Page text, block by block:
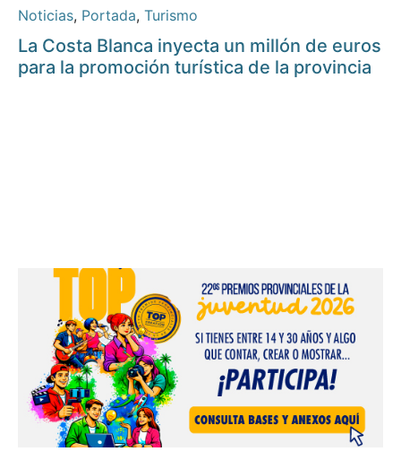
Noticias, Portada, Turismo
La Costa Blanca inyecta un millón de euros
para la promoción turística de la provincia